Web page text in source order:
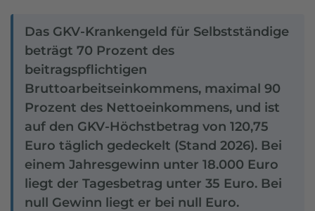
Das GKV-Krankengeld für Selbstständige
beträgt 70 Prozent des
beitragspflichtigen
Bruttoarbeitseinkommens, maximal 90
Prozent des Nettoeinkommens, und ist
auf den GKV-Höchstbetrag von 120,75
Euro täglich gedeckelt (Stand 2026). Bei
einem Jahresgewinn unter 18.000 Euro
liegt der Tagesbetrag unter 35 Euro. Bei
null Gewinn liegt er bei null Euro.